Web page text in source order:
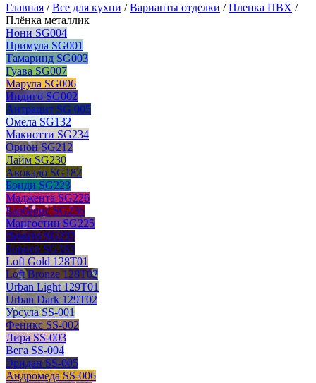
Главная /Все для кухни /Варианты отделки /Пленка ПВХ /
Плёнка металлик
Нони SG004
Примула SG001
Тамаринд SG003
Гуава SG007
Марула SG006
Индиго SG002
Антрацит SG 005
Омела SG132
Макиотти SG234
Орион SG212
Лайм SG230
Авокадо SG182
Бонди SG223
Маджента SG226
Барбарис SG236
Мангостин SG225
Лемато SG237
Борнео SG183
Loft Gold 128T01
Loft Bronze 128T02
Urban Light 129T01
Urban Dark 129T02
Урсула SS-001
Феникс SS-002
Лира SS-003
Вега SS-004
Эридан SS-005
Андромеда SS-006